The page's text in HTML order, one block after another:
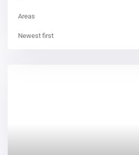
Areas
Newest first